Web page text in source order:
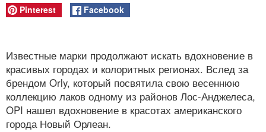
Pinterest Facebook
Известные марки продолжают искать вдохновение в
красивых городах и колоритных регионах. Вслед за
брендом Orly, который посвятила свою весеннюю
коллекцию лаков одному из районов Лос-Анджелеса,
OPI нашел вдохновение в красотах американского
города Новый Орлеан.